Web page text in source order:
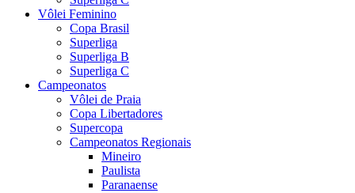
Vôlei Feminino
Copa Brasil
Superliga
Superliga B
Superliga C
Campeonatos
Vôlei de Praia
Copa Libertadores
Supercopa
Campeonatos Regionais
Mineiro
Paulista
Paranaense